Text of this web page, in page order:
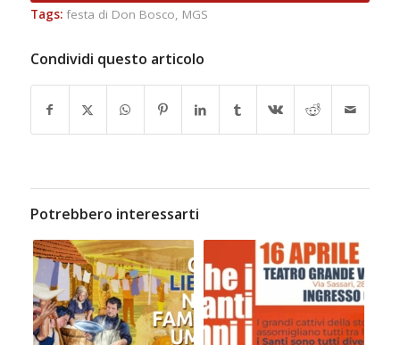
Tags: festa di Don Bosco, MGS
Condividi questo articolo
Potrebbero interessarti